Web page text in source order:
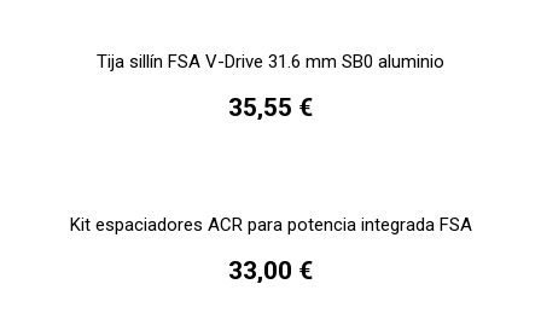
Tija sillín FSA V-Drive 31.6 mm SB0 aluminio
35,55 €
Kit espaciadores ACR para potencia integrada FSA
33,00 €